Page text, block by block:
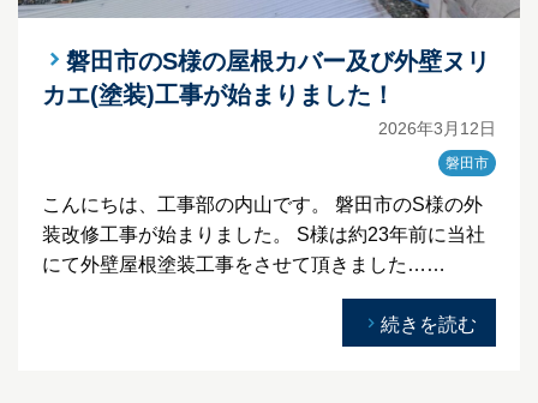
磐田市のS様の屋根カバー及び外壁ヌリ
カエ(塗装)工事が始まりました！
2026年3月12日
磐田市
こんにちは、工事部の内山です。 磐田市のS様の外
装改修工事が始まりました。 S様は約23年前に当社
にて外壁屋根塗装工事をさせて頂きました……
続きを読む